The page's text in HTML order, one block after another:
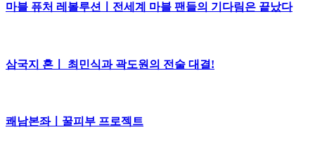
마블 퓨처 레볼루션ㅣ전세계 마블 팬들의 기다림은 끝났다
삼국지 혼ㅣ 최민식과 곽도원의 전술 대결!
쾌남본좌ㅣ꿀피부 프로젝트